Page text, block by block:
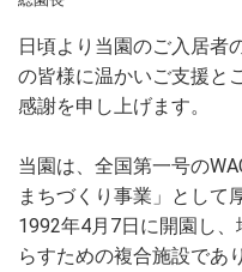
日頃より当園のご入居者
の皆様に温かいご支援と
感謝を申し上げます。
当園は、全国第一号の
まちづくり事業」として
1992年4月7日に開園し
らすための複合施設であ